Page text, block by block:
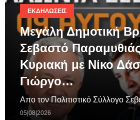
ΕΚΔΗΛΏΣΕΙΣ
Μεγάλη Δημοτική
Σεβαστό
Κυριακή με Νίκο
Γιώργο…
Απο τον Πολιτιστικό Σύλλογο
05|08|2026